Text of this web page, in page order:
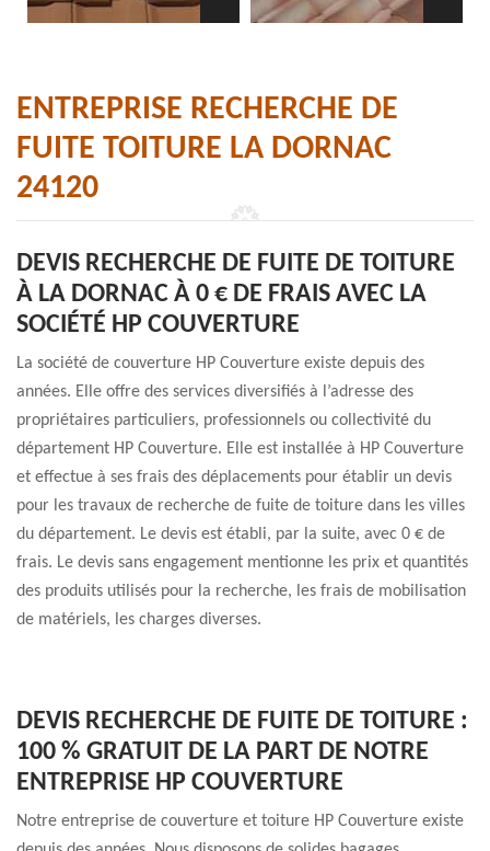
ENTREPRISE RECHERCHE DE
FUITE TOITURE LA DORNAC
24120
DEVIS RECHERCHE DE FUITE DE TOITURE
À LA DORNAC À 0 € DE FRAIS AVEC LA
SOCIÉTÉ HP COUVERTURE
La société de couverture HP Couverture existe depuis des
années. Elle offre des services diversifiés à l’adresse des
propriétaires particuliers, professionnels ou collectivité du
département HP Couverture. Elle est installée à HP Couverture
et effectue à ses frais des déplacements pour établir un devis
pour les travaux de recherche de fuite de toiture dans les villes
du département. Le devis est établi, par la suite, avec 0 € de
frais. Le devis sans engagement mentionne les prix et quantités
des produits utilisés pour la recherche, les frais de mobilisation
de matériels, les charges diverses.
DEVIS RECHERCHE DE FUITE DE TOITURE :
100 % GRATUIT DE LA PART DE NOTRE
ENTREPRISE HP COUVERTURE
Notre entreprise de couverture et toiture HP Couverture existe